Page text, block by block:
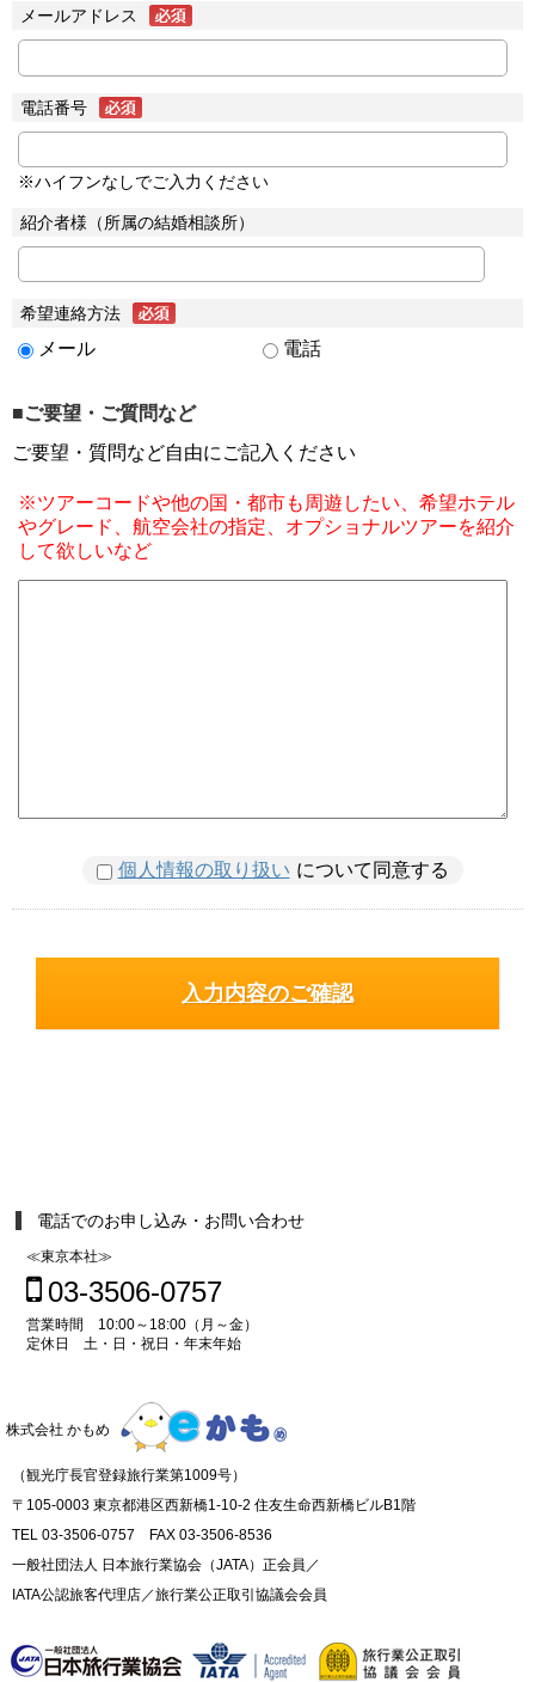
メールアドレス
電話番号
※ハイフンなしでご入力ください
紹介者様（所属の結婚相談所）
希望連絡方法
メール 電話
■ご要望・ご質問など
ご要望・質問など自由にご記入ください
※ツアーコードや他の国・都市も周遊したい、希望ホテル
やグレード、航空会社の指定、オプショナルツアーを紹介
して欲しいなど
個人情報の取り扱い について同意する
電話でのお申し込み・お問い合わせ
≪東京本社≫
03-3506-0757
営業時間 10:00～18:00（月～金）
定休日 土・日・祝日・年末年始
株式会社 かもめ
（観光庁長官登録旅行業第1009号）
〒105-0003 東京都港区西新橋1-10-2 住友生命西新橋ビルB1階
TEL 03-3506-0757 FAX 03-3506-8536
一般社団法人 日本旅行業協会（JATA）正会員／
IATA公認旅客代理店／旅行業公正取引協議会会員